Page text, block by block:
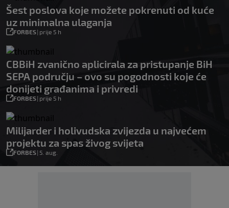
Šest poslova koje možete pokrenuti od kuće
uz minimalna ulaganja
FORBES| prije 5 h
CBBiH zvanično aplicirala za pristupanje BiH
SEPA području – ovo su pogodnosti koje će
donijeti građanima i privredi
FORBES| prije 5 h
Milijarder i holivudska zvijezda u najvećem
projektu za spas živog svijeta
FORBES| 5. aug.